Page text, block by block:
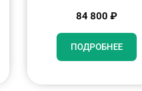
84 800 ₽
ПОДРОБНЕЕ